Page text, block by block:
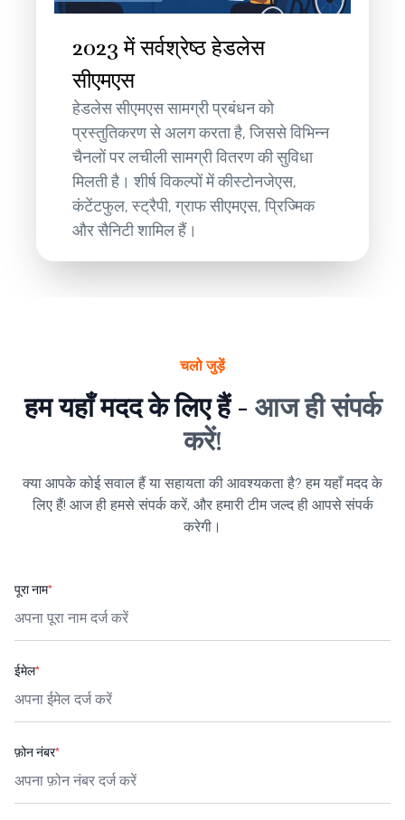
2023 में सर्वश्रेष्ठ हेडलेस
सीएमएस
हेडलेस सीएमएस सामग्री प्रबंधन को
प्रस्तुतिकरण से अलग करता है, जिससे विभिन्न
चैनलों पर लचीली सामग्री वितरण की सुविधा
मिलती है। शीर्ष विकल्पों में कीस्टोनजेएस,
कंटेंटफुल, स्ट्रैपी, ग्राफ सीएमएस, प्रिज्मिक
और सैनिटी शामिल हैं।
चलो जुड़ें
हम यहाँ मदद के लिए हैं - आज ही संपर्क
करें!
क्या आपके कोई सवाल हैं या सहायता की आवश्यकता है? हम यहाँ मदद के
लिए हैं! आज ही हमसे संपर्क करें, और हमारी टीम जल्द ही आपसे संपर्क
करेगी।
पूरा नाम*
ईमेल*
फ़ोन नंबर*